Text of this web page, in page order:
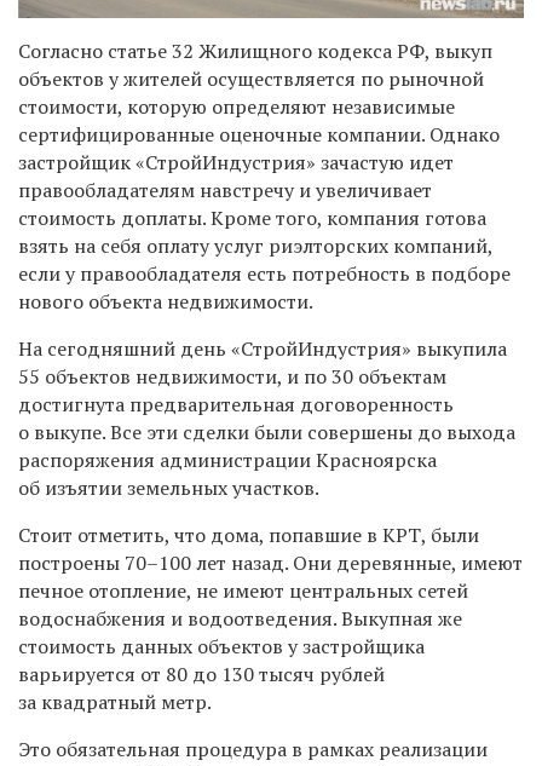
Согласно статье 32 Жилищного кодекса РФ, выкуп
объектов у жителей осуществляется по рыночной
стоимости, которую определяют независимые
сертифицированные оценочные компании. Однако
застройщик «СтройИндустрия» зачастую идет
правообладателям навстречу и увеличивает
стоимость доплаты. Кроме того, компания готова
взять на себя оплату услуг риэлторских компаний,
если у правообладателя есть потребность в подборе
нового объекта недвижимости.
На сегодняшний день «СтройИндустрия» выкупила
55 объектов недвижимости, и по 30 объектам
достигнута предварительная договоренность
о выкупе. Все эти сделки были совершены до выхода
распоряжения администрации Красноярска
об изъятии земельных участков.
Стоит отметить, что дома, попавшие в КРТ, были
построены 70–100 лет назад. Они деревянные, имеют
печное отопление, не имеют центральных сетей
водоснабжения и водоотведения. Выкупная же
стоимость данных объектов у застройщика
варьируется от 80 до 130 тысяч рублей
за квадратный метр.
Это обязательная процедура в рамках реализации